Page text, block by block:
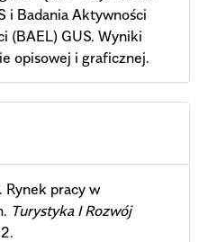
i Badania Aktywności
(BAEL) GUS. Wyniki
opisowej i graficznej.
Rynek pracy w
Turystyka I Rozwój